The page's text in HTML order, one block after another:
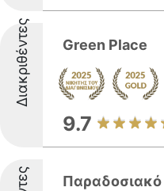
Διακριθέντες Green Place
9.7